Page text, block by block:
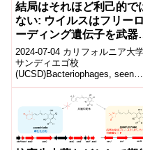
結局はそれほど利己的で
ない: ウイルスはフリーロ
ーディング遺伝子を武器
して使う(Not So Selfish
After All: Viruses Use
Freeloading Genes as
Weapons)
2024-07-04 カリフォルニア大
サンディエゴ校
(UCSD)Bacteriophages, seen
here in an artist’s illust...